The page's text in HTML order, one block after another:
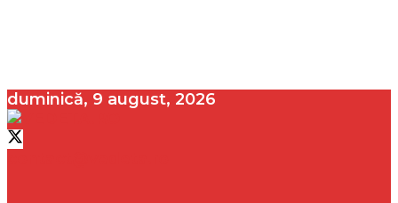
duminică, 9 august, 2026